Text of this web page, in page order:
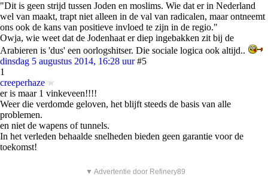
"Dit is geen strijd tussen Joden en moslims. Wie dat er in Nederland
wel van maakt, trapt niet alleen in de val van radicalen, maar ontneemt
ons ook de kans van positieve invloed te zijn in de regio."
Owja, wie weet dat de Jodenhaat er diep ingebakken zit bij de
Arabieren is 'dus' een oorlogshitser. Die sociale logica ook altijd..
dinsdag 5 augustus 2014, 16:28 uur #5
1
creeperhaze
er is maar 1 vinkeveen!!!!
Weer die verdomde geloven, het blijft steeds de basis van alle
problemen.
en niet de wapens of tunnels.
In het verleden behaalde snelheden bieden geen garantie voor de
toekomst!
▼ Advertentie door Refinery89